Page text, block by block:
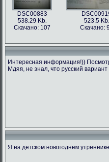
DSC00883
538.29 Kb.
Скачано: 107
523.5 Kb.
Скачано:
Интересная информация!))
Мдяя, не знал, что русский
Я на детском новогоднем